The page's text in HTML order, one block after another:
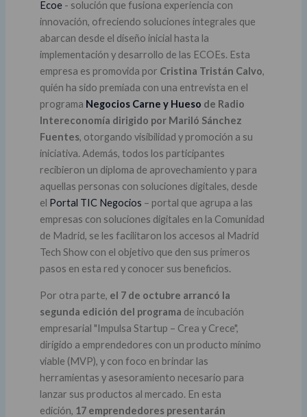
Ecoe- solución que fusiona experiencia con
innovación, ofreciendo soluciones integrales que
abarcan desde el diseño inicial hasta la
implementación y desarrollo de las ECOEs. Esta
empresa es promovida por Cristina Tristán Calvo,
quién ha sido premiada con una entrevista en el
programa Negocios Carne y Hueso de Radio
Intereconomía dirigido por Mariló Sánchez
Fuentes, otorgando visibilidad y promoción a su
iniciativa. Además, todos los participantes
recibieron un diploma de aprovechamiento y para
aquellas personas con soluciones digitales, desde
el Portal TIC Negocios – portal que agrupa a las
empresas con soluciones digitales en la Comunidad
de Madrid, se les facilitaron los accesos al Madrid
Tech Show con el objetivo que den sus primeros
pasos en esta red y conocer sus beneficios.
Por otra parte, el 7 de octubre arrancó la
segunda edición del programa de incubación
empresarial "Impulsa Startup – Crea y Crece",
dirigido a emprendedores con un producto mínimo
viable (MVP), y con foco en brindar las
herramientas y asesoramiento necesario para
lanzar sus productos al mercado. En esta
edición, 17 emprendedores presentarán